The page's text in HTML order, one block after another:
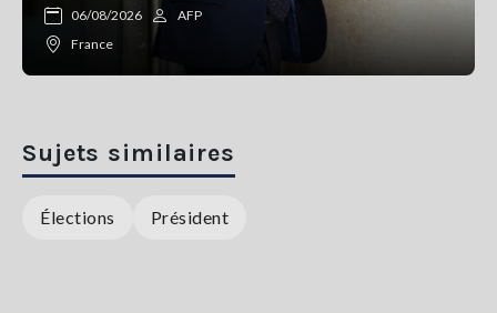
06/08/2026
AFP
France
Sujets similaires
Élections Président